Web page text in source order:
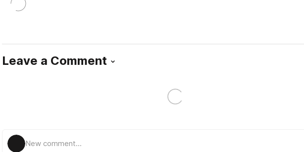
Leave a Comment